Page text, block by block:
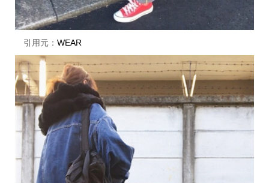
引用元： WEAR